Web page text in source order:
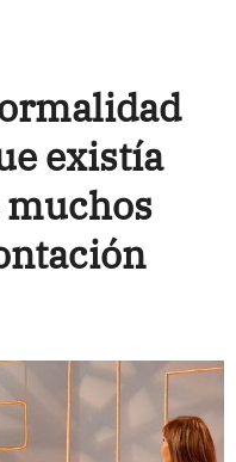
existía
muchos